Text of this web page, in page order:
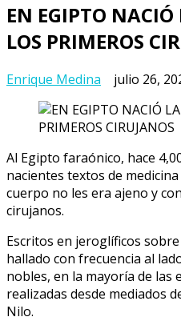
EN EGIPTO
LOS PRIMEROS
Enrique Medina julio 26,
Al Egipto faraónico, hace
nacientes textos de
cuerpo no les era ajeno y
cirujanos.
Escritos en jeroglíficos
hallado con frecuencia al
nobles, en la mayoría de las
realizadas desde mediados
Nilo.